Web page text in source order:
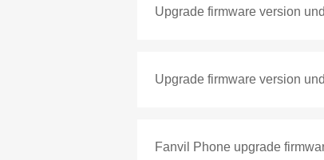
Upgrade firmware version
Upgrade firmware version
Fanvil Phone upgrade